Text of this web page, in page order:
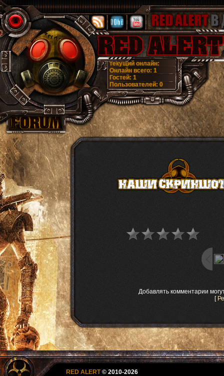
Онлайн всего: 1
Гостей: 1
Пользователей: 0
текущий онлайн:
Добавлять комментарии
[
RED ALERT © 2010-2026